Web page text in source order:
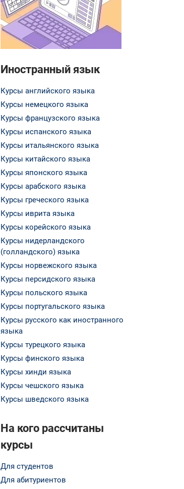
Иностранный язык
Курсы английского языка
Курсы немецкого языка
Курсы французского языка
Курсы испанского языка
Курсы итальянского языка
Курсы китайского языка
Курсы японского языка
Курсы арабского языка
Курсы греческого языка
Курсы иврита языка
Курсы корейского языка
Курсы нидерландского
(голландского) языка
Курсы норвежского языка
Курсы персидского языка
Курсы польского языка
Курсы португальского языка
Курсы русского как иностранного
языка
Курсы турецкого языка
Курсы финского языка
Курсы хинди языка
Курсы чешского языка
Курсы шведского языка
На кого рассчитаны
курсы
Для студентов
Для абитуриентов